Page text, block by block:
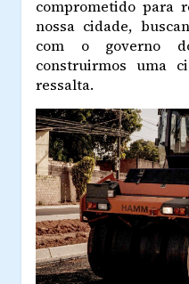
comprometido para
nossa cidade,
com o governo
construirmos uma
ressalta.